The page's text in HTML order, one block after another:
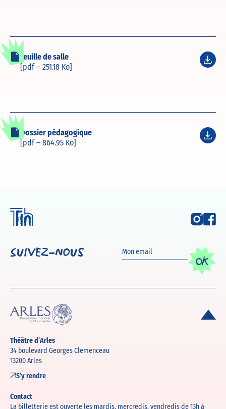
Feuille de salle
[pdf – 251.18 Ko]
Dossier pédagogique
[pdf – 864.95 Ko]
Suivez-nous
OK
Théâtre d’Arles
34 boulevard Georges Clemenceau
13200 Arles
S’y rendre
Contact
La billetterie est ouverte les mardis, mercredis, vendredis de 13h à